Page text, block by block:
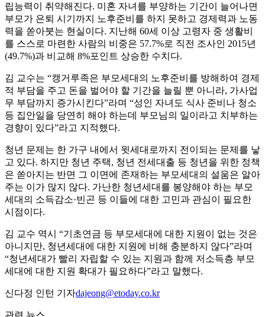
립능력이 취약해진다. 미혼 자녀를 부양하는 기간이 늘어나면
부모가 은퇴 시기까지 노후준비를 하지 못하고 경제력과 노동
력을 쏟아붓는 현실이다. 지난해 60세 이상 고령자 중 생활비
를 스스로 마련한 사람의 비중은 57.7%로 직전 조사인 2015년
(49.7%)과 비교해 8%포인트 상승한 수치다.
김 교수는 “캥거루족은 부모세대의 노후준비를 방해하여 경제
적 부담을 주고 돈을 벌어야 할 기간을 늘릴 뿐 아니라, 가사업
무 부담까지 증가시킨다”라며 “성인 자녀도 식사 준비나 청소
등 집안일을 당연히 해야 하는데 부모님의 일이라고 치부하는
경향이 있다”라고 지적했다.
청년 문제는 한 가구 내에서 윗세대로까지 전이되는 문제를 낳
고 있다. 하지만 청년 주택, 청년 전세대출 등 청년을 위한 정책
은 쏟아지는 반면 그 이면에 존재하는 부모세대의 설움은 알아
주는 이가 많지 않다. 가난한 청년세대를 봉양해야 하는 부모
세대의 소득감소·빈곤 등 이들에 대한 고민과 관심이 필요한
시점이다.
김 교수 역시 “기초연금 등 부모세대에 대한 지원이 없는 것은
아니지만, 청년세대에 대한 지원에 비해 충분하지 않다”라며
“청년세대가 빨리 자립할 수 있는 지원과 함께 저소득층 부모
세대에 대한 지원 확대가 필요하다”라고 말했다.
신다정 인턴 기자dajeong@etoday.co.kr